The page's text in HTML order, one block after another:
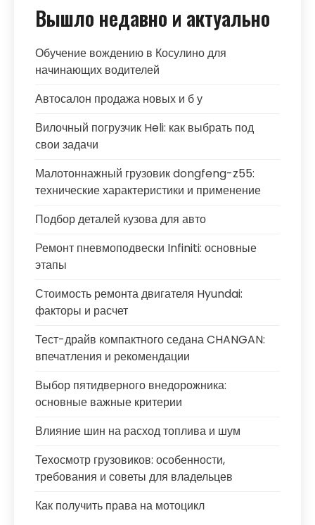
Вышло недавно и актуально
Обучение вождению в Косулино для
начинающих водителей
Автосалон продажа новых и б у
Вилочный погрузчик Heli: как выбрать под
свои задачи
Малотоннажный грузовик dongfeng-z55:
технические характеристики и применение
Подбор деталей кузова для авто
Ремонт пневмоподвески Infiniti: основные
этапы
Стоимость ремонта двигателя Hyundai:
факторы и расчет
Тест-драйв компактного седана CHANGAN:
впечатления и рекомендации
Выбор пятидверного внедорожника:
основные важные критерии
Влияние шин на расход топлива и шум
Техосмотр грузовиков: особенности,
требования и советы для владельцев
Как получить права на мотоцикл